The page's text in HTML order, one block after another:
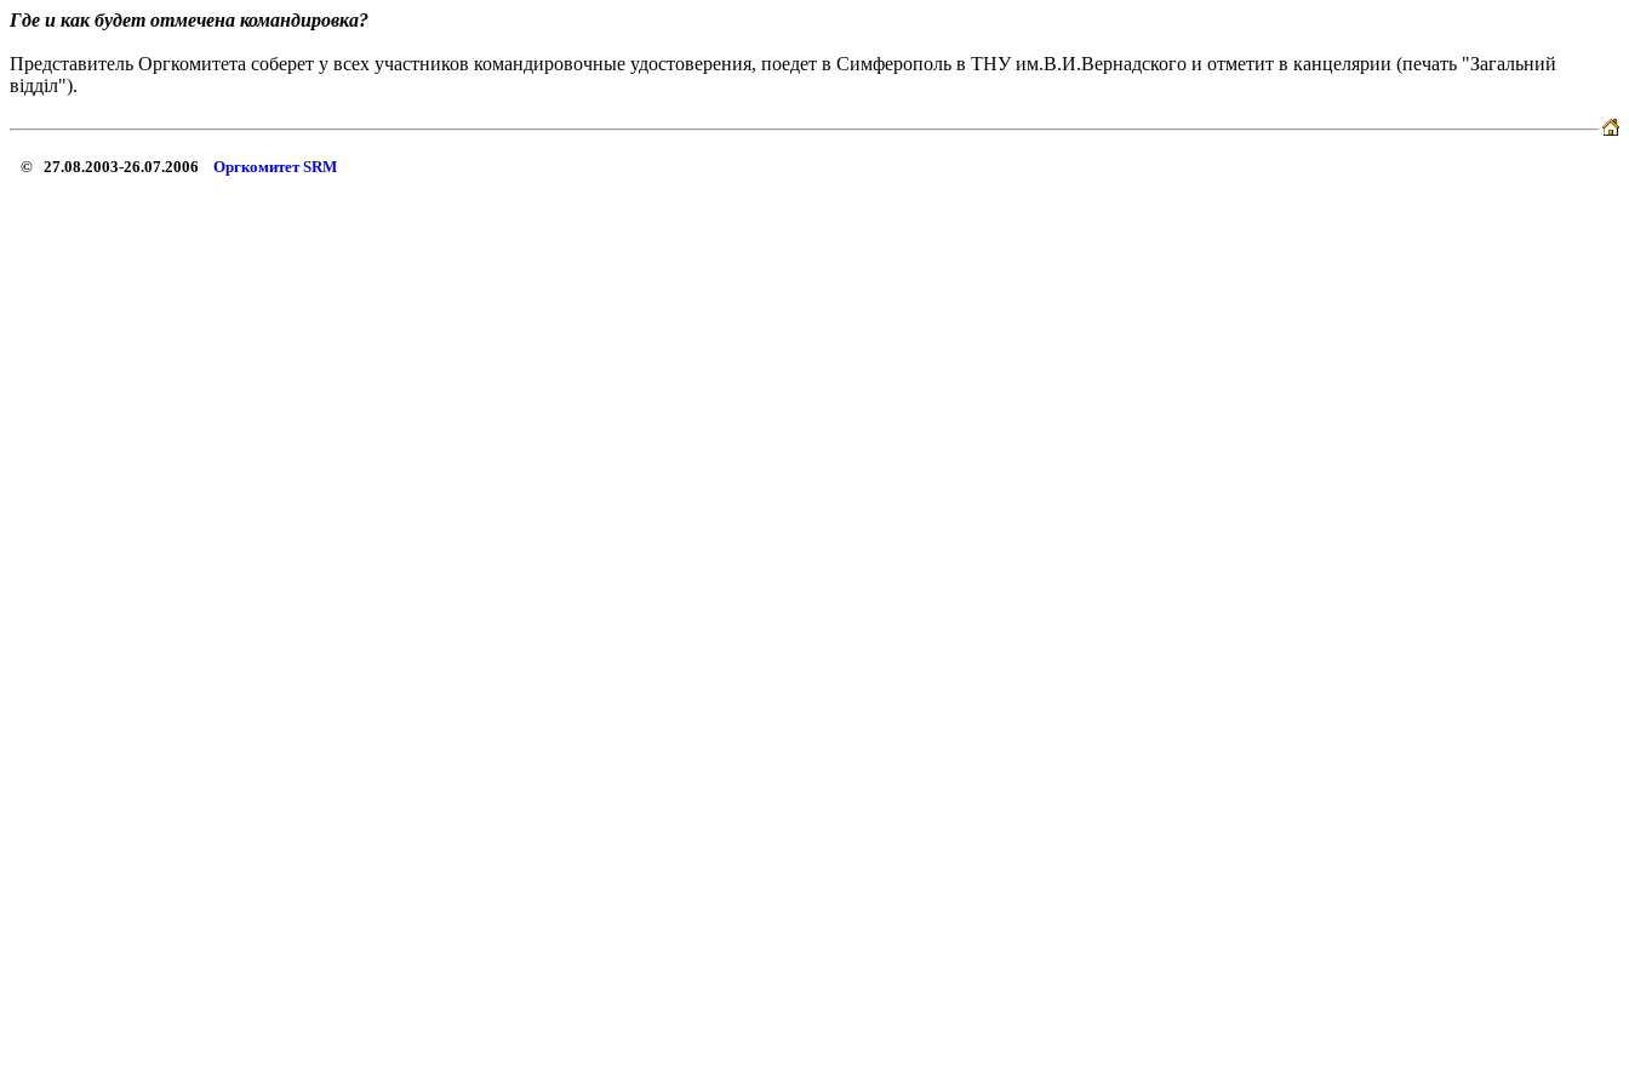
Где и как будет отмечена командировка?
Представитель Оргкомитета соберет у всех участников командировочные удостоверения, поедет в Симферополь в ТНУ им.В.И.Вернадского и отметит в канцелярии (печать "Загальний
вiддiл").
© 27.08.2003-26.07.2006 Оргкомитет SRM